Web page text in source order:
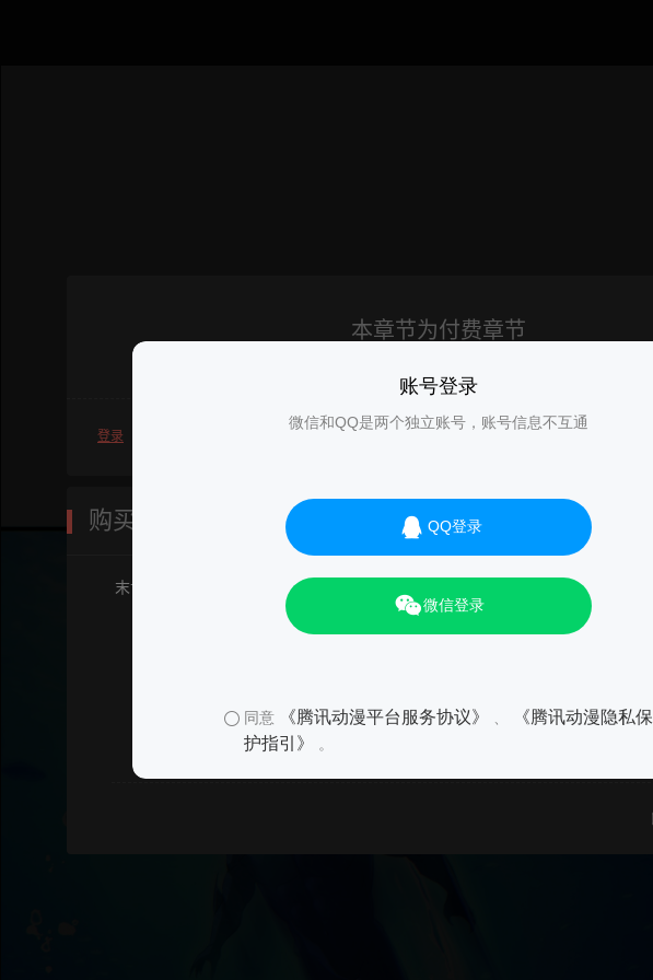
账号登录
微信和QQ是两个独立账号，账号信息不互通
QQ登录
微信登录
同意 《腾讯动漫平台服务协议》
《腾讯动漫隐私保
护指引》
。